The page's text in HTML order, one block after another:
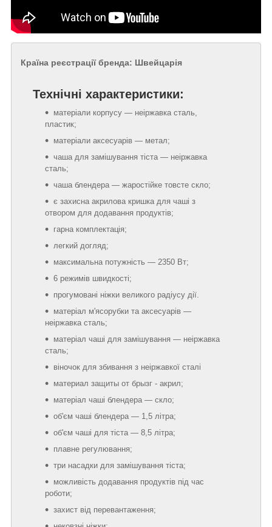
Технічні характеристики:
матеріали корпусу — неіржавка сталь,
пластик;
матеріали аксесуарів — метал;
чаша для замішування тіста — неіржавка
сталь;
чаша блендера — жаростійке товсте скло;
є захисна акрилова кришка для чаші з
отвором для додавання продуктів;
гарна комплектація;
легкий догляд;
максимальна потужність — 2350 Вт;
6 режимів швидкості;
прогумовані ніжки великого радіусу дії.
матеріал м'ясорубки та аксесуарів —
неіржавка сталь;
матеріал чаші для замішування — неіржавка
сталь;
віночок для збивання з неіржавкої сталі
материал защиты от брызг - акрил;
матеріал чаші блендера — скло;
об'єм чаші блендера — 1,5 літра;
об'єм чаші для тіста — 8,5 літра;
плавне регулювання;
три насадки для замішування тіста;
можливість додавання продуктів під час
роботи;
захист від перевантаження;
Країна реєстрації бренда: Швейцарія